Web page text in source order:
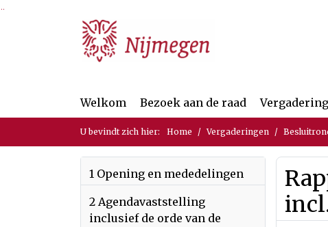
Ga naar de inhoud van deze pagina
Ga naar het zoeken
Ga naar het menu
Welkom Bezoek aan de raad
U bevindt zich hier: Home Vergaderingen
1 Opening en mededelingen
2 Agendavaststelling
inclusief de orde van de